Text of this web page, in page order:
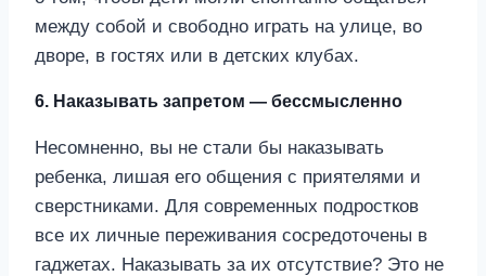
между собой и свободно играть на улице, во
дворе, в гостях или в детских клубах.
6. Наказывать запретом — бессмысленно
Несомненно, вы не стали бы наказывать
ребенка, лишая его общения с приятелями и
сверстниками. Для современных подростков
все их личные переживания сосредоточены в
гаджетах. Наказывать за их отсутствие? Это не